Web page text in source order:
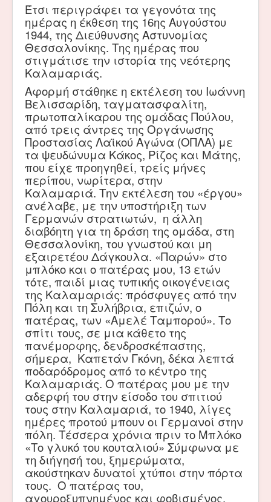
Έτσι περιγράφει τα γεγονότα της
ημέρας η έκθεση της 16ης Αυγούστου
1944, της Διεύθυνσης Αστυνομίας
Θεσσαλονίκης. Της ημέρας που
στιγμάτισε την ιστορία της νεότερης
Καλαμαριάς.
Αφορμή στάθηκε η εκτέλεση του Ιωάννη
Βελισσαρίδη, ταγματασφαλίτη,
πρωτοπαλίκαρου της ομάδας Πούλου,
από τρεις άντρες της Οργάνωσης
Προστασίας Λαϊκού Αγώνα (ΟΠΛΑ) με
τα ψευδώνυμα Κάκος, Ρίζος και Μάτης,
που είχε προηγηθεί, τρείς μήνες
περίπου, νωρίτερα, στην
Καλαμαριά. Την εκτέλεση του «έργου»
ανέλαβε, με την υποστήριξη των
Γερμανών στρατιωτών, η άλλη
διαβόητη για τη δράση της ομάδα, στη
Θεσσαλονίκη, του γνωστού και μη
εξαιρετέου Δάγκουλα. «Παρών» στο
μπλόκο και ο πατέρας μου, 13 ετών
τότε, παιδί μιας τυπικής οικογένειας
της Καλαμαριάς: πρόσφυγες από την
Πόλη και τη Συλήβρια, επιζών, ο
πατέρας, των «Αμελέ Ταμπορού». Το
σπίτι τους, σε μια κάθετο της
πανέμορφης, δενδροσκέπαστης,
σήμερα, Καπετάν Γκόνη, δέκα λεπτά
ποδαρόδρομος από το κέντρο της
Καλαμαριάς. Ο πατέρας μου με την
αδερφή του στην είσοδο του σπιτιού
τους στην Καλαμαριά, το 1940, λίγες
ημέρες προτού μπουν οι Γερμανοί στην
πόλη. Τέσσερα χρόνια πριν το Μπλόκο
«Το γλυκό του κουταλιού» Σύμφωνα με
τη διήγησή του, ξημερώματα,
ακούστηκαν δυνατοί χτύποι στην πόρτα
τους. Ο πατέρας του,
αγουροξυπνημένος και φοβισμένος,